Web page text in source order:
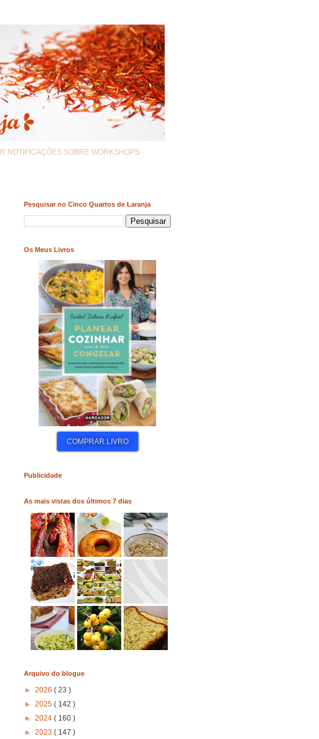
NOTIFICAÇÕES SOBRE WORKSHOPS
Pesquisar no Cinco Quartos de Laranja
Os Meus Livros
COMPRAR LIVRO
Publicidade
As mais vistas dos últimos 7 dias
Arquivo do blogue
► 2026 ( 23 )
► 2025 ( 142 )
► 2024 ( 160 )
► 2023 ( 147 )